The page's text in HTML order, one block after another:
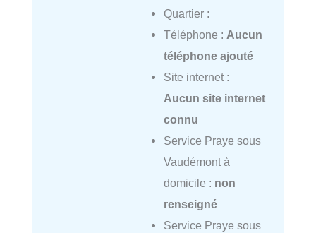
Quartier :
Téléphone : Aucun
téléphone ajouté
Site internet :
Aucun site internet
connu
Service Praye sous
Vaudémont à
domicile : non
renseigné
Service Praye sous